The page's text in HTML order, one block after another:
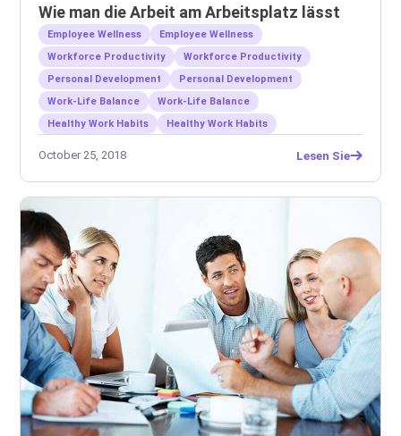
Wie man die Arbeit am Arbeitsplatz lässt
Employee Wellness
Employee Wellness
Workforce Productivity
Workforce Productivity
Personal Development
Personal Development
Work-Life Balance
Work-Life Balance
Healthy Work Habits
Healthy Work Habits
October 25, 2018 Lesen Sie